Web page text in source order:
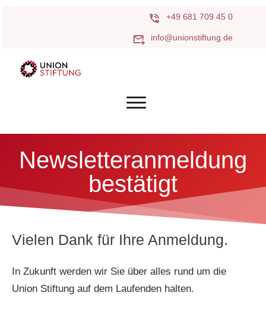
+49 681 709 45 0
info@unionstiftung.de
Newsletteranmeldung
bestätigt
Vielen Dank für Ihre Anmeldung.
In Zukunft werden wir Sie über alles rund um die
Union Stiftung auf dem Laufenden halten.